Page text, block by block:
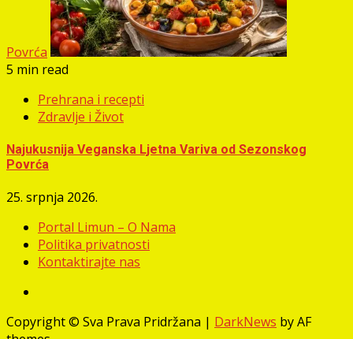
Povrća
5 min read
Prehrana i recepti
Zdravlje i Život
Najukusnija Veganska Ljetna Variva od Sezonskog
Povrća
25. srpnja 2026.
Portal Limun – O Nama
Politika privatnosti
Kontaktirajte nas
Copyright © Sva Prava Pridržana | DarkNews by AF